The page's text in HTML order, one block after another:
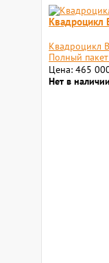
Квадроцикл
Квадроцикл
Полный
Цена: 465
Нет в наличии